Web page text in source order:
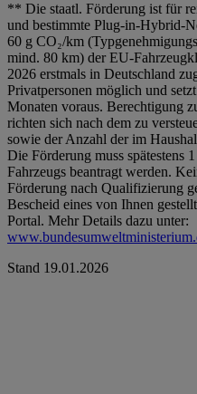
** Die staatl. Förderung ist für
und bestimmte Plug-in-Hybrid-
60 g CO₂/km
mind. 80 km) der EU-
2026 erstmals in Deutschland
Privatpersonen möglich und
Monaten voraus. Berechtigung
richten sich nach dem zu
sowie der Anzahl der im
Die Förderung muss spätestens
Fahrzeugs beantragt werden.
Förderung nach Qualifizierung
Bescheid eines von Ihnen
Portal. Mehr Details dazu unter:
Stand 19.01.2026